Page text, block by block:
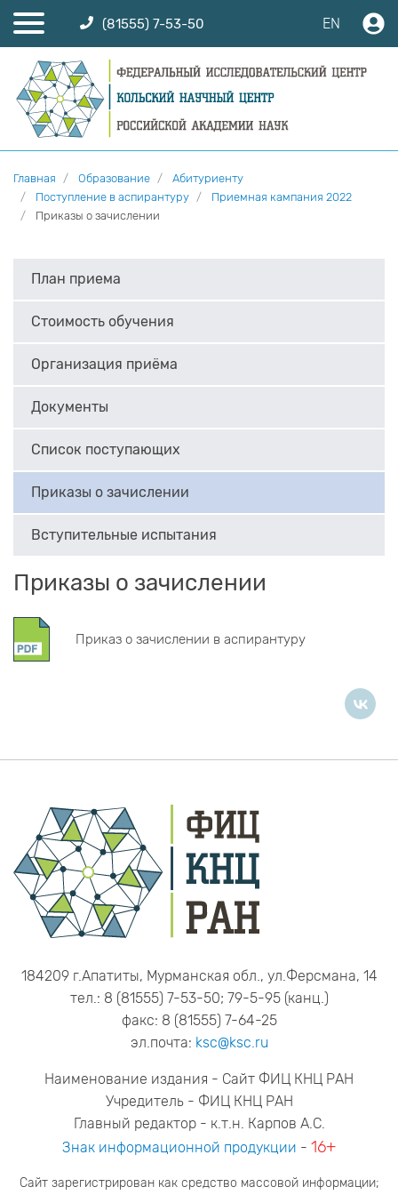
(81555) 7-53-50 EN
Главная Образование
Абитуриенту
Поступление в аспирантуру
Приемная кампания 2022
Приказы о зачислении
План приема
Стоимость обучения
Организация приёма
Документы
Список поступающих
Приказы о зачислении
Вступительные испытания
Приказы о зачислении
Приказ о зачислении в аспирантуру
184209 г.Апатиты, Мурманская обл., ул.Ферсмана, 14
тел.: 8 (81555) 7-53-50; 79-5-95 (канц.)
факс: 8 (81555) 7-64-25
эл.почта: ksc@ksc.ru
Наименование издания - Сайт ФИЦ КНЦ РАН
Учредитель - ФИЦ КНЦ РАН
Главный редактор - к.т.н. Карпов А.С.
Знак информационной продукции - 16+
Сайт зарегистрирован как средство массовой информации;